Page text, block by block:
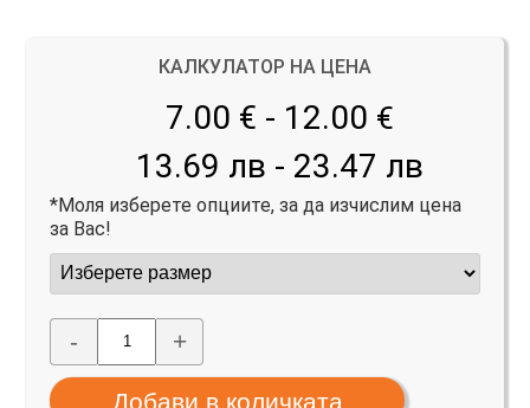
КАЛКУЛАТОР НА ЦЕНА
7.00 € - 12.00 €
13.69 лв - 23.47 лв
*Моля изберете опциите, за да изчислим цена
за Вас!
- +